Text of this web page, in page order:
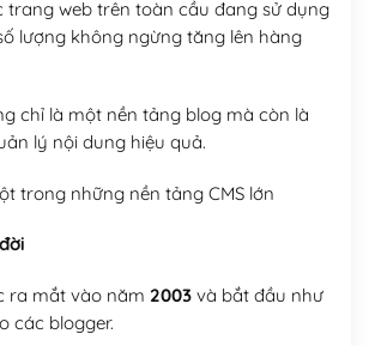
web trên toàn cầu đang sử dụng
lượng không ngừng tăng lên hàng
chỉ là một nền tảng blog mà còn là
lý nội dung hiệu quả.
trong những nền tảng CMS lớn
ra mắt vào năm 2003và bắt đầu như
các blogger.